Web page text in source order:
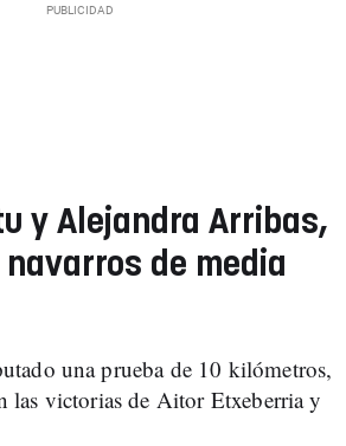
y Alejandra Arribas,
de media
una prueba de 10 kilómetros,
las victorias de Aitor Etxeberria y